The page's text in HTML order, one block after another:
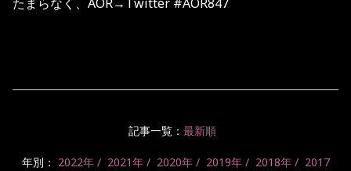
たまらなく、AOR→Twitter #AOR847
記事一覧： 最新順
年別： 2022年 2021年 2020年 2019年 2018年
2017